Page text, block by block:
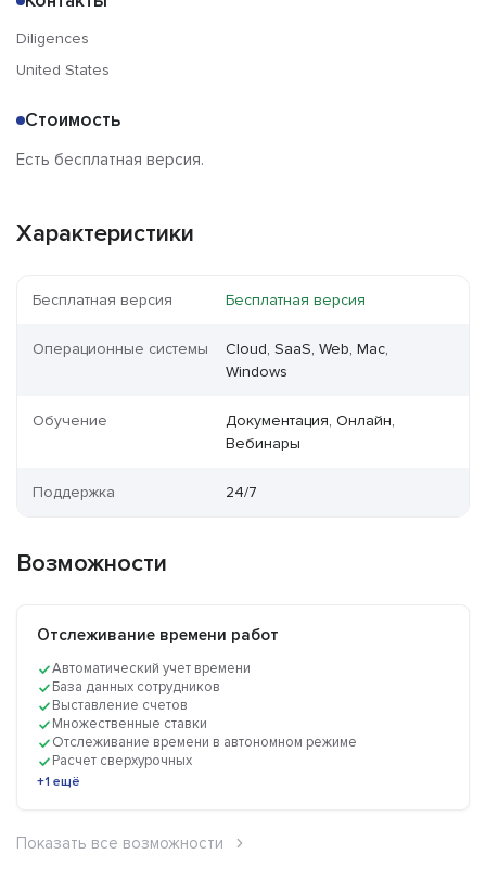
Diligences
United States
Стоимость
Есть бесплатная версия.
Характеристики
Бесплатная версия Бесплатная версия
Операционные системы
Cloud, SaaS, Web, Mac,
Windows
Обучение
Документация, Онлайн,
Вебинары
Поддержка 24/7
Возможности
Отслеживание времени работ
Автоматический учет времени
База данных сотрудников
Выставление счетов
Множественные ставки
Отслеживание времени в автономном режиме
Расчет сверхурочных
+1 ещё
Показать все возможности